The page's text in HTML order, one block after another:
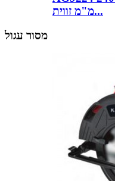
מ"מ זווית...
מסור עגול